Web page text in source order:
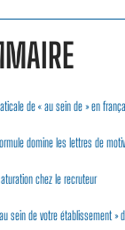
de « au sein de » en
domine les lettres de
chez le recruteur
sein de votre établissement »